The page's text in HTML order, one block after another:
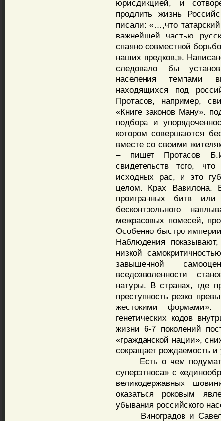
юрисдикцией, и
продлить жизнь
писали: «…,что
важнейшей частью
спаяно совместной
наших предков,».
следовало бы
населения темпами
находящихся под
Протасов, например,
«Книге законов Ману»,
подбора и
котором совершаются
вместе со своими
– пишет Протасов
свидетельств того,
исходных рас, и это
целом. Крах Вавилона,
проигранных битв
бесконтрольного
межрасовых помесей,
Особенно быстро
Наблюдения
низкой
завышенной
вседозволенности
натуры. В странах, где
преступность резко
жестокими
генетических кодов
жизни 6-7 поколений
«гражданской нации»,
сокращает рождаемость и
Есть о чем подумать
суперэтноса» с
великодержавных
оказаться роковым
убывания российского
Виноградов и